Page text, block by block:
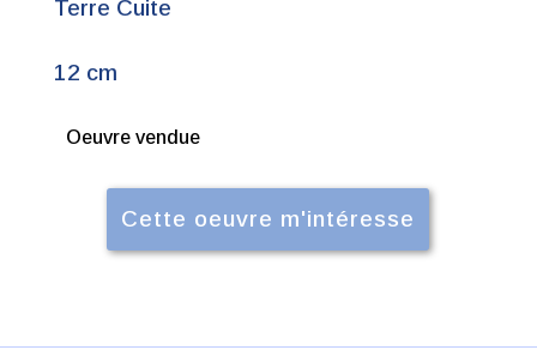
Terre Cuite
12 cm
Oeuvre vendue
Cette oeuvre m'intéresse